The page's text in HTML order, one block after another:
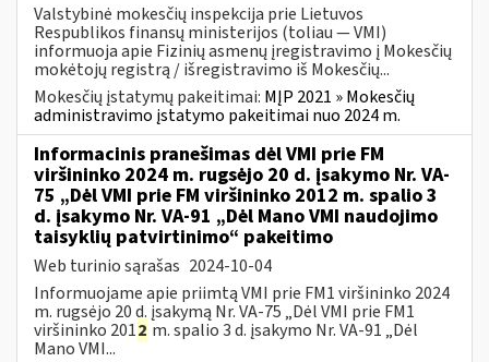
Valstybinė mokesčių inspekcija prie Lietuvos
Respublikos finansų ministerijos (toliau — VMI)
informuoja apie Fizinių asmenų įregistravimo į Mokesčių
mokėtojų registrą / išregistravimo iš Mokesčių...
Mokesčių įstatymų pakeitimai: MĮP 2021 » Mokesčių
administravimo įstatymo pakeitimai nuo 2024 m.
Informacinis pranešimas dėl VMI prie FM
viršininko 2024 m. rugsėjo 20 d. įsakymo Nr. VA-
75 „Dėl VMI prie FM viršininko 2012 m. spalio 3
d. įsakymo Nr. VA-91 „Dėl Mano VMI naudojimo
taisyklių patvirtinimo“ pakeitimo
Web turinio sąrašas 2024-10-04
Informuojame apie priimtą VMI prie FM1 viršininko 2024
m. rugsėjo 20 d. įsakymą Nr. VA-75 „Dėl VMI prie FM1
viršininko 2012 m. spalio 3 d. įsakymo Nr. VA-91 „Dėl
Mano VMI...